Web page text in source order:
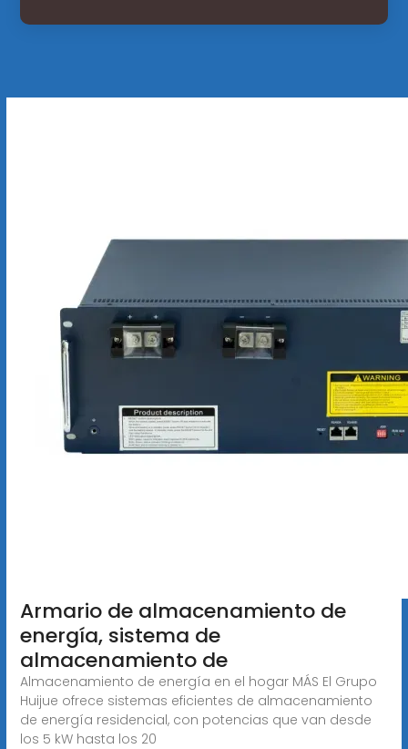
Armario de almacenamiento de
energía, sistema de
almacenamiento de
Almacenamiento de energía en el hogar MÁS El Grupo
Huijue ofrece sistemas eficientes de almacenamiento
de energía residencial, con potencias que van desde
los 5 kW hasta los 20